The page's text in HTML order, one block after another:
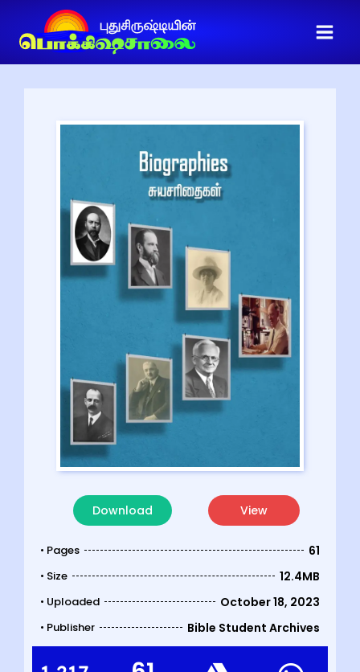
Download View
• Pages 61
• Size 12.4MB
• Uploaded October 18, 2023
• Publisher Bible Student Archives